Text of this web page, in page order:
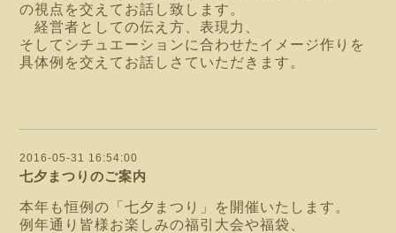
の視点を交えてお話し致します。
経営者としての伝え方、表現力、
そしてシチュエーションに合わせたイメージ作りを
具体例を交えてお話しさていただきます。
2016-05-31 16:54:00
七夕まつりのご案内
本年も恒例の「七夕まつり」を開催いたします。
例年通り皆様お楽しみの福引大会や福袋、